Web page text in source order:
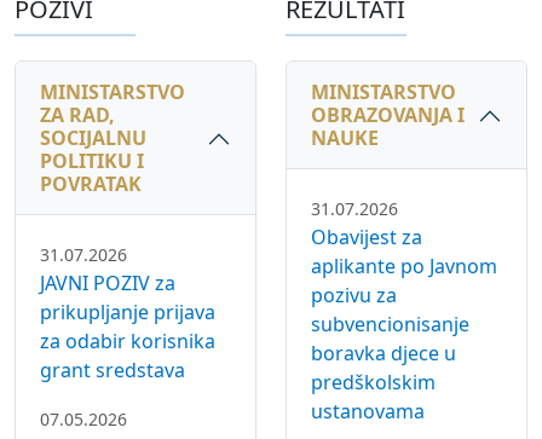
MINISTARSTVO
ZA RAD,
SOCIJALNU
POLITIKU I
POVRATAK
prikupljanje prijava
za odabir korisnika
grant sredstava
07.05.2026
dodjelu stipendija
MINISTARSTVO
OBRAZOVANJA I
NAUKE
aplikante po Javnom
pozivu za
subvencionisanje
boravka djece u
predškolskim
ustanovama
05.06.2026